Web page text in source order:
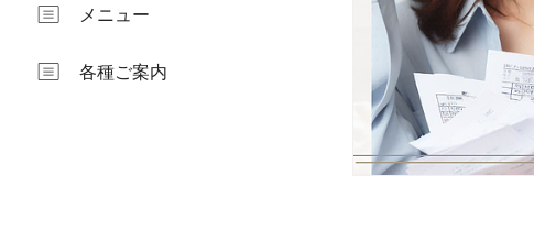
メニュー
各種ご案内